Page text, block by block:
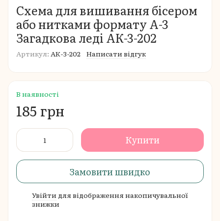
Схема для вишивання бісером
або нитками формату А-3
Загадкова леді АК-3-202
Артикул: АК-3-202 Написати відгук
В наявності
185 грн
Купити
Замовити швидко
Увійти для відображення накопичувальної
знижки